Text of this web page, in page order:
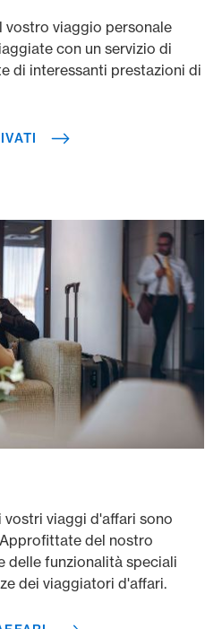
vostro viaggio personale
con un servizio di
di interessanti prestazioni di
vostri viaggi d'affari sono
del nostro
delle funzionalità speciali
dei viaggiatori d'affari.